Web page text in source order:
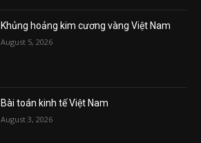
Khủng hoảng kim cương vàng Việt Nam
August 5, 2026
Bài toán kinh tế Việt Nam
August 3, 2026